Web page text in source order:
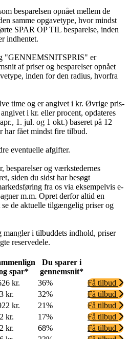
besparelsen opnået mellem de
samme opgavetype, hvor mindst
SPAR OP TIL besparelse, inden
indhentet.
"GENNEMSNITSPRIS" er
af priser og besparelser opnået
inden for den radius, hvorfra
time og er angivet i kr. Øvrige pris-
i kr. eller procent, opdateres
1. jul. og 1 okt.) baseret på 12
har fået mindst fire tilbud.
eventuelle afgifter.
besparelser og værkstedernes
siden du sidst har besøgt
fra os via eksempelvis e-
m.m. Opret derfor altid en
de aktuelle tilgængelig priser og
i tilbuddets indhold, priser
reservedele.
spar*
Du sparer i
gennemsnit*
kr. 36%
Få tilbud
kr. 32%
Få tilbud
kr. 21%
Få tilbud
kr. 17%
Få tilbud
kr. 68%
Få tilbud